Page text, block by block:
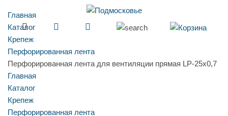
Главная
Каталог
Крепеж
Перфорированная лента
Перфорированная лента для вентиляции прямая LP-25х0,7
Главная
Каталог
Крепеж
Перфорированная лента